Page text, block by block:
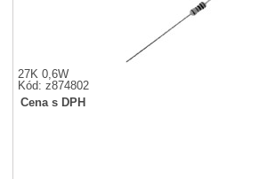
27K 0,6W
Kód: z874802
Cena s DPH